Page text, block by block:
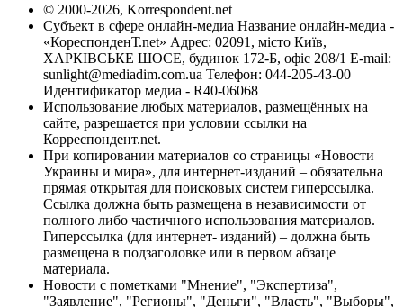
© 2000-2026, Korrespondent.net
Субъект в сфере онлайн-медиа Название онлайн-медиа -
«КореспонденТ.net» Адрес: 02091, місто Київ,
ХАРКІВСЬКЕ ШОСЕ, будинок 172-Б, офіс 208/1 E-mail:
sunlight@mediadim.com.ua Телефон: 044-205-43-00
Идентификатор медиа - R40-06068
Использование любых материалов, размещённых на
сайте, разрешается при условии ссылки на
Корреспондент.net.
При копировании материалов со страницы «Новости
Украины и мира», для интернет-изданий – обязательна
прямая открытая для поисковых систем гиперссылка.
Ссылка должна быть размещена в независимости от
полного либо частичного использования материалов.
Гиперссылка (для интернет- изданий) – должна быть
размещена в подзаголовке или в первом абзаце
материала.
Новости с пометками "Мнение", "Экспертиза",
"Заявление", "Регионы", "Деньги", "Власть", "Выборы",